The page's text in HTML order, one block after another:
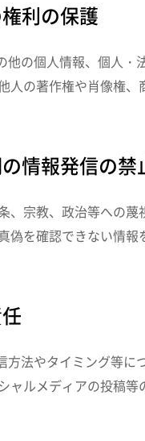
利の保護
の個人情報、個人・
人の著作権や肖像権
情報発信の禁
、宗教、政治等への
を確認できない情報
法やタイミング等に
ャルメディアの投稿